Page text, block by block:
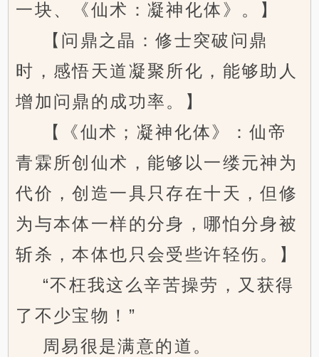
一块、《仙术：凝神化体》。】
【问鼎之晶：修士突破问鼎
时，感悟天道凝聚所化，能够助人
增加问鼎的成功率。】
【《仙术；凝神化体》：仙帝
青霖所创仙术，能够以一缕元神为
代价，创造一具只存在十天，但修
为与本体一样的分身，哪怕分身被
斩杀，本体也只会受些许轻伤。】
“不枉我这么辛苦操劳，又获得
了不少宝物！”
周易很是满意的道。